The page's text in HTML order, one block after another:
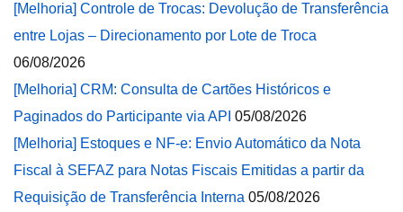
[Melhoria] Controle de Trocas: Devolução de Transferência
entre Lojas – Direcionamento por Lote de Troca
06/08/2026
[Melhoria] CRM: Consulta de Cartões Históricos e
Paginados do Participante via API 05/08/2026
[Melhoria] Estoques e NF-e: Envio Automático da Nota
Fiscal à SEFAZ para Notas Fiscais Emitidas a partir da
Requisição de Transferência Interna 05/08/2026